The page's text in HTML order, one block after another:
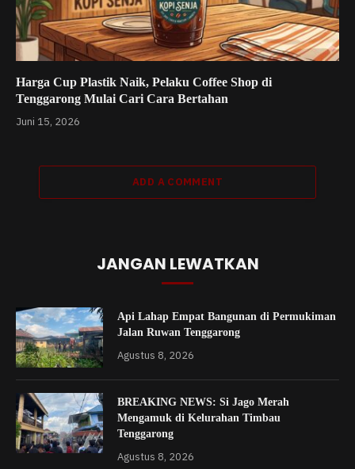
Harga Cup Plastik Naik, Pelaku Coffee Shop di
Tenggarong Mulai Cari Cara Bertahan
Juni 15, 2026
ADD A COMMENT
JANGAN LEWATKAN
Api Lahap Empat Bangunan di Permukiman
Jalan Ruwan Tenggarong
Agustus 8, 2026
BREAKING NEWS: Si Jago Merah
Mengamuk di Kelurahan Timbau
Tenggarong
Agustus 8, 2026